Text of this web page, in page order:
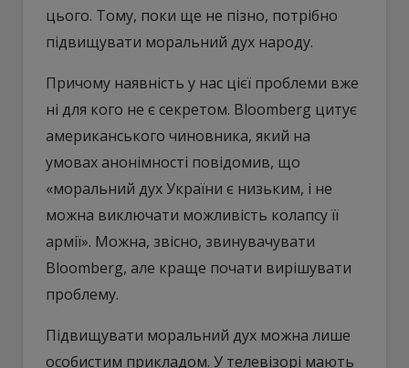
цього. Тому, поки ще не пізно, потрібно
підвищувати моральний дух народу.
Причому наявність у нас цієї проблеми вже
ні для кого не є секретом. Bloomberg цитує
американського чиновника, який на
умовах анонімності повідомив, що
«моральний дух України є низьким, і не
можна виключати можливість колапсу її
армії». Можна, звісно, звинувачувати
Bloomberg, але краще почати вирішувати
проблему.
Підвищувати моральний дух можна лише
особистим прикладом. У телевізорі мають